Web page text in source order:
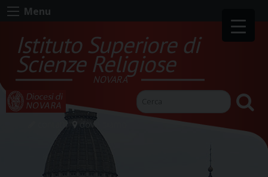
Skip
to
Menu
Istituto Superiore di
Scienze Religiose
NOVARA
contatti dove siamo